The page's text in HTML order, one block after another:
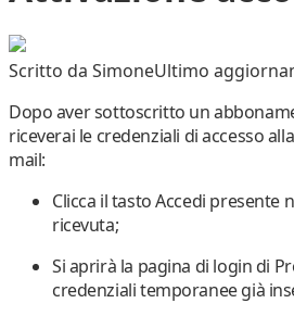
Scritto da SimoneUltimo
Dopo aver sottoscritto un
riceverai le credenziali di accesso
mail:
Clicca il tastoAccedi presente
ricevuta;
Si aprirà la pagina di login di
credenziali temporanee già